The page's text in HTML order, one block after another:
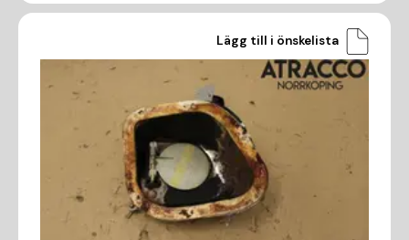
Lägg till i önskelista